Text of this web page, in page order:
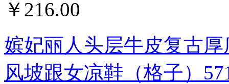
￥216.00
嫔妃丽人头层牛皮复古
风坡跟女凉鞋（格子）